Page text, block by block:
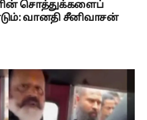
சொத்துக்களைப்
வானதி சீனிவாசன்